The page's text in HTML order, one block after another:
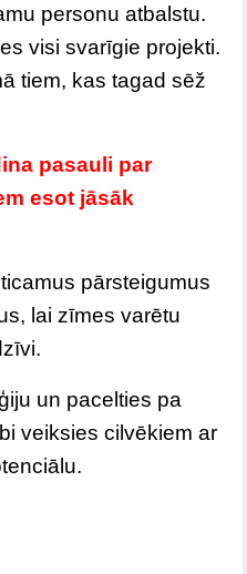
personu atbalstu.
visi svarīgie projekti.
tiem, kas tagad sēž
pasauli par
esot jāsāk
pārsteigumus
lai zīmes varētu
un pacelties pa
veiksies cilvēkiem ar